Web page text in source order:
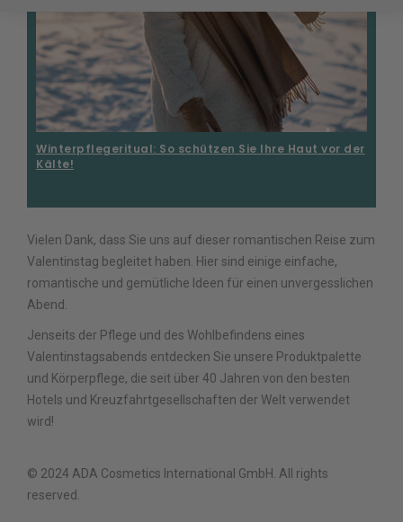
Winterpflegeritual: So schützen Sie Ihre Haut vor der
Kälte!
Vielen Dank, dass Sie uns auf dieser romantischen Reise zum
Valentinstag begleitet haben. Hier sind einige einfache,
romantische und gemütliche Ideen für einen unvergesslichen
Abend.
Jenseits der Pflege und des Wohlbefindens eines
Valentinstagsabends entdecken Sie unsere Produktpalette
und Körperpflege, die seit über 40 Jahren von den besten
Hotels und Kreuzfahrtgesellschaften der Welt verwendet
wird!
© 2024 ADA Cosmetics International GmbH. All rights
reserved.